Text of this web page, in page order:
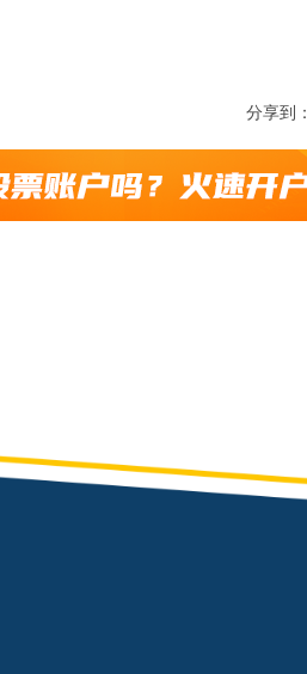
分享到：